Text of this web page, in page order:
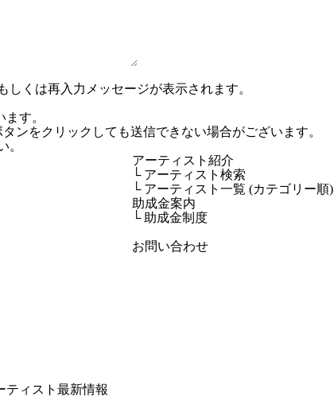
くは再入力メッセージが表示されます。
す。
ンをクリックしても送信できない場合がございます。
。
アーティスト紹介
└ アーティスト検索
└ アーティスト一覧 (カテゴリー順)
助成金案内
└ 助成金制度
お問い合わせ
ティスト最新情報